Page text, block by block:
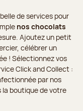
de services pour
nos chocolats
Ajoutez un petit
célébrer un
! Sélectionnez vos
Click and Collect :
par nos
boutique de votre